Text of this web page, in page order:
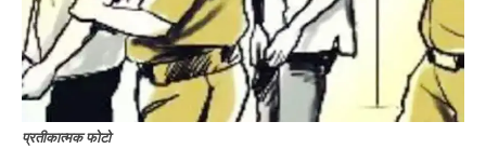
प्रतीकात्मक फोटो